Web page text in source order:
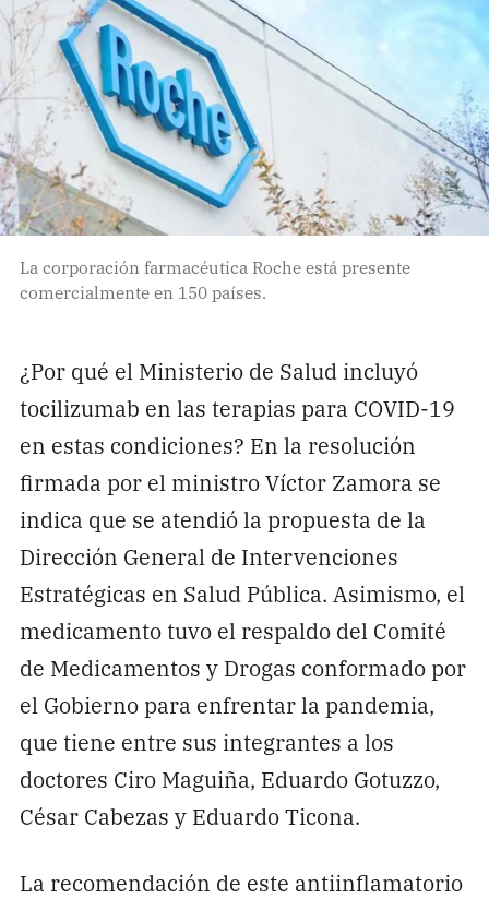
La corporación farmacéutica Roche está presente
comercialmente en 150 países.
¿Por qué el Ministerio de Salud incluyó
tocilizumab en las terapias para COVID-19
en estas condiciones? En la resolución
firmada por el ministro Víctor Zamora se
indica que se atendió la propuesta de la
Dirección General de Intervenciones
Estratégicas en Salud Pública. Asimismo, el
medicamento tuvo el respaldo del Comité
de Medicamentos y Drogas conformado por
el Gobierno para enfrentar la pandemia,
que tiene entre sus integrantes a los
doctores Ciro Maguiña, Eduardo Gotuzzo,
César Cabezas y Eduardo Ticona.
La recomendación de este antiinflamatorio